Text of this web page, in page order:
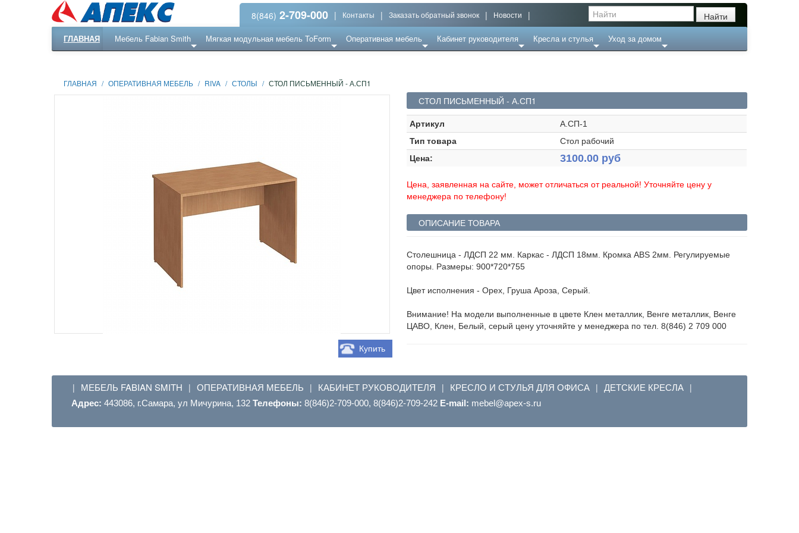
8(846) 2-709-000 | Контакты | Заказать обратный звонок | Новости |
ГЛАВНАЯ Мебель Fabian Smith Мягкая модульная мебель ToForm Оперативная мебель Кабинет руководителя Кресла и стулья Уход за домом
ГЛАВНАЯ / ОПЕРАТИВНАЯ МЕБЕЛЬ / RIVA / СТОЛЫ / СТОЛ ПИСЬМЕННЫЙ - А.СП1
Купить
СТОЛ ПИСЬМЕННЫЙ - А.СП1
Артикул
А.СП-1
Тип товара
Стол рабочий
Цена:
3100.00 руб
Цена, заявленная на сайте, может отличаться от реальной! Уточняйте цену у
менеджера по телефону!
ОПИСАНИЕ ТОВАРА
Столешница - ЛДСП 22 мм. Каркас - ЛДСП 18мм. Кромка ABS 2мм. Регулируемые
опоры. Размеры: 900*720*755
Цвет исполнения - Орех, Груша Ароза, Серый.
Внимание! На модели выполненные в цвете Клен металлик, Венге металлик, Венге
ЦАВО, Клен, Белый, серый цену уточняйте у менеджера по тел. 8(846) 2 709 000
| МЕБЕЛЬ FABIAN SMITH | ОПЕРАТИВНАЯ МЕБЕЛЬ | КАБИНЕТ РУКОВОДИТЕЛЯ | КРЕСЛО И СТУЛЬЯ ДЛЯ ОФИСА | ДЕТСКИЕ КРЕСЛА |
Адрес: 443086, г.Самара, ул Мичурина, 132 Телефоны: 8(846)2-709-000, 8(846)2-709-242 E-mail: ur.s-xepa@lebem